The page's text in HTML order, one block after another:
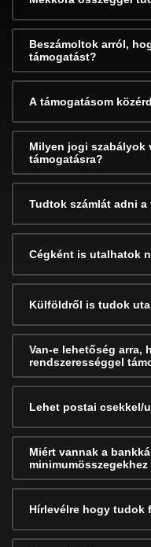
Beszámoltok arról,
támogatást?
A támogatásom
Milyen jogi szabályok
támogatásra?
Tudtok számlát adni
Cégként is utalhatok
Külföldről is tudok
Van-e lehetőség arra,
rendszerességgel
Lehet postai csekkel/
Miért vannak a
Hírlevélre hogy tudok